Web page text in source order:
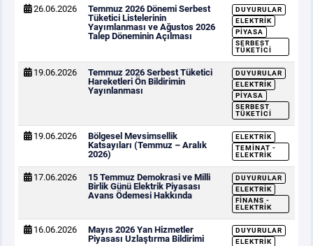
26.06.2026
Temmuz 2026 Dönemi Serbest
Tüketici Listelerinin
Yayımlanması ve Ağustos 2026
Talep Döneminin Açılması
DUYURULAR
ELEKTRIK
PIYASA
SERBEST
TÜKETICI
19.06.2026
Temmuz 2026 Serbest Tüketici
Hareketleri Ön Bildirimin
Yayınlanması
DUYURULAR
ELEKTRIK
PIYASA
SERBEST
TÜKETICI
19.06.2026
Bölgesel Mevsimsellik
Katsayıları (Temmuz – Aralık
2026)
ELEKTRIK
TEMINAT -
ELEKTRIK
17.06.2026
15 Temmuz Demokrasi ve Milli
Birlik Günü Elektrik Piyasası
Avans Ödemesi Hakkında
DUYURULAR
ELEKTRIK
FINANS -
ELEKTRIK
16.06.2026
Mayıs 2026 Yan Hizmetler
Piyasası Uzlaştırma Bildirimi
DUYURULAR
ELEKTRIK